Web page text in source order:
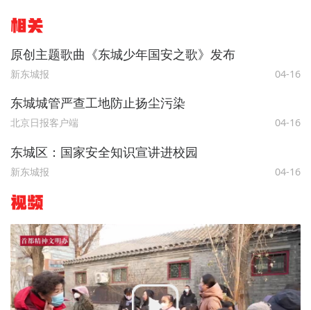
相关
原创主题歌曲《东城少年国安之歌》发布
新东城报 04-16
东城城管严查工地防止扬尘污染
北京日报客户端 04-16
东城区：国家安全知识宣讲进校园
新东城报 04-16
视频